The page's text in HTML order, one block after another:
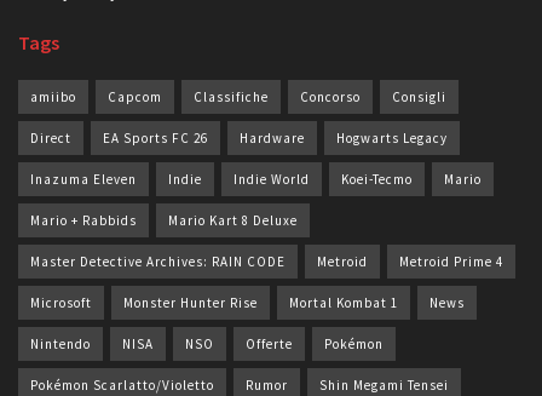
Tags
amiibo Capcom Classifiche Concorso Consigli
Direct EA Sports FC 26 Hardware Hogwarts Legacy
Inazuma Eleven Indie Indie World Koei-Tecmo Mario
Mario + Rabbids Mario Kart 8 Deluxe
Master Detective Archives: RAIN CODE Metroid Metroid Prime 4
Microsoft Monster Hunter Rise Mortal Kombat 1 News
Nintendo NISA NSO Offerte Pokémon
Pokémon Scarlatto/Violetto Rumor Shin Megami Tensei